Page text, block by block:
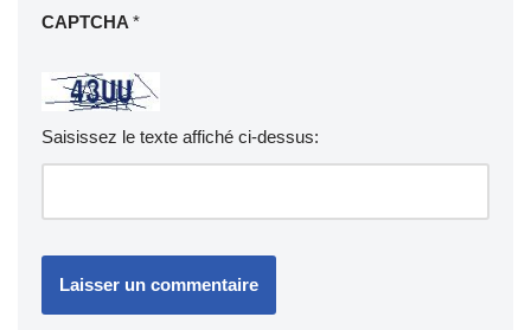
CAPTCHA *
Saisissez le texte affiché ci-dessus: